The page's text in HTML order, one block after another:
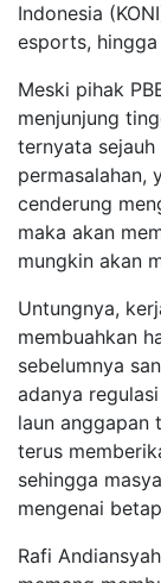
Indonesia
esports,
Meski pihak
menjunjung
ternyata
permasalahan,
cenderung
maka akan
mungkin akan
Untungnya,
membuahkan
sebelumnya
adanya
laun anggapan
terus
sehingga
mengenai
Rafi